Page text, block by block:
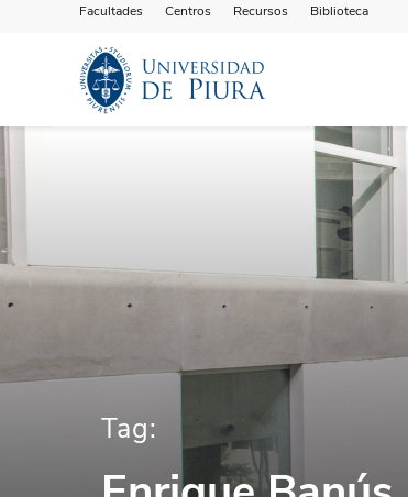
Facultades Centros Recursos Biblioteca
Tag: